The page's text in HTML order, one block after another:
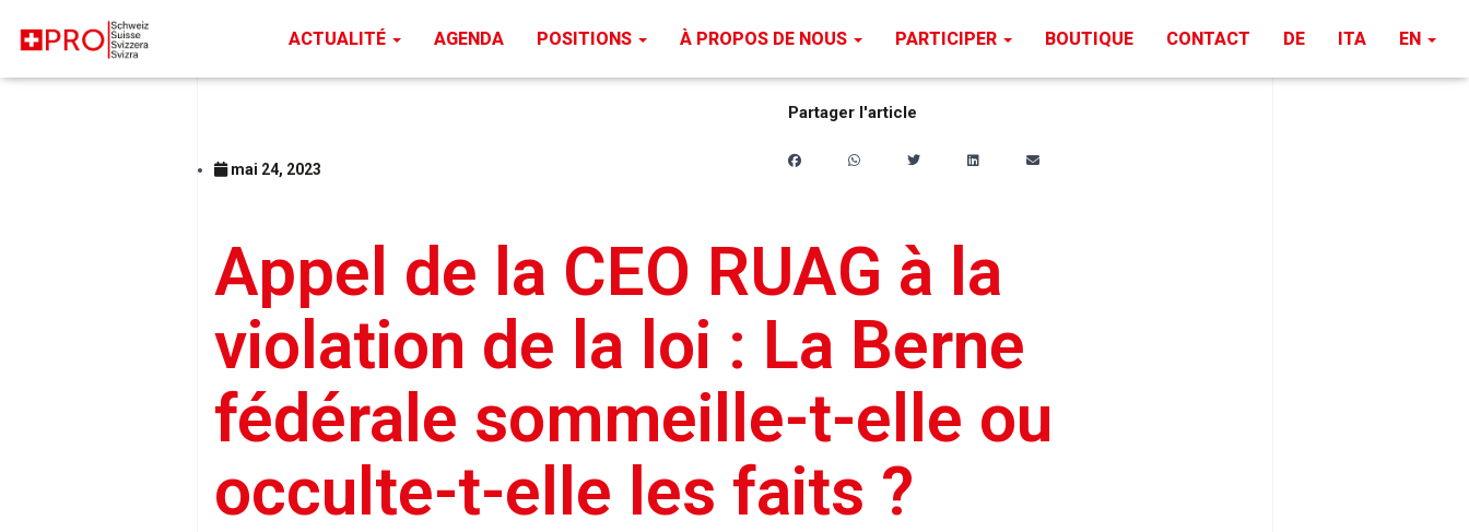
ACTUALITÉ AGENDA POSITIONS À PROPOS DE NOUS PARTICIPER BOUTIQUE CONTACT DE ITA EN
mai 24, 2023
Partager l'article
Appel de la CEO RUAG à la
violation de la loi : La Berne
fédérale sommeille-t-elle ou
occulte-t-elle les faits ?